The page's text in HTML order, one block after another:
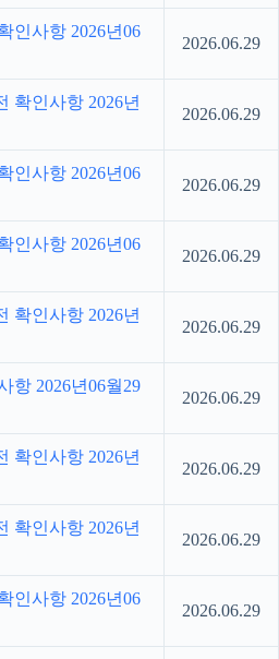
인사항 2026년06
2026.06.29
확인사항 2026년
2026.06.29
인사항 2026년06
2026.06.29
인사항 2026년06
2026.06.29
확인사항 2026년
2026.06.29
항 2026년06월29
2026.06.29
확인사항 2026년
2026.06.29
확인사항 2026년
2026.06.29
인사항 2026년06
2026.06.29